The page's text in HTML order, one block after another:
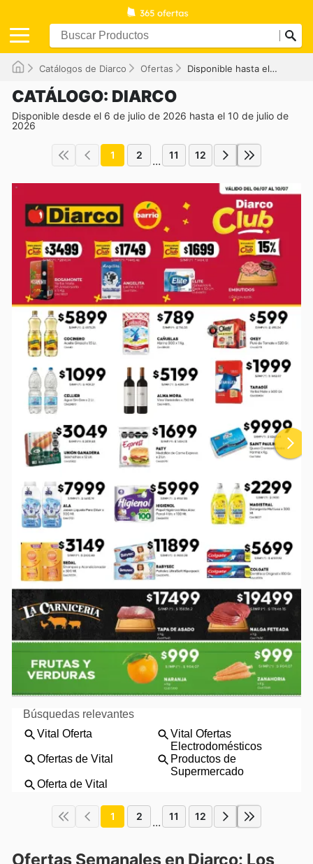
Catálogos de Diarco Ofertas Disponible hasta el 10/07/2026
CATÁLOGO: DIARCO
Disponible desde el 6 de julio de 2026 hasta el 10 de julio de
2026
1 2 ... 11 12
1 2 ... 11 12
Ofertas Semanales en Diarco: Los